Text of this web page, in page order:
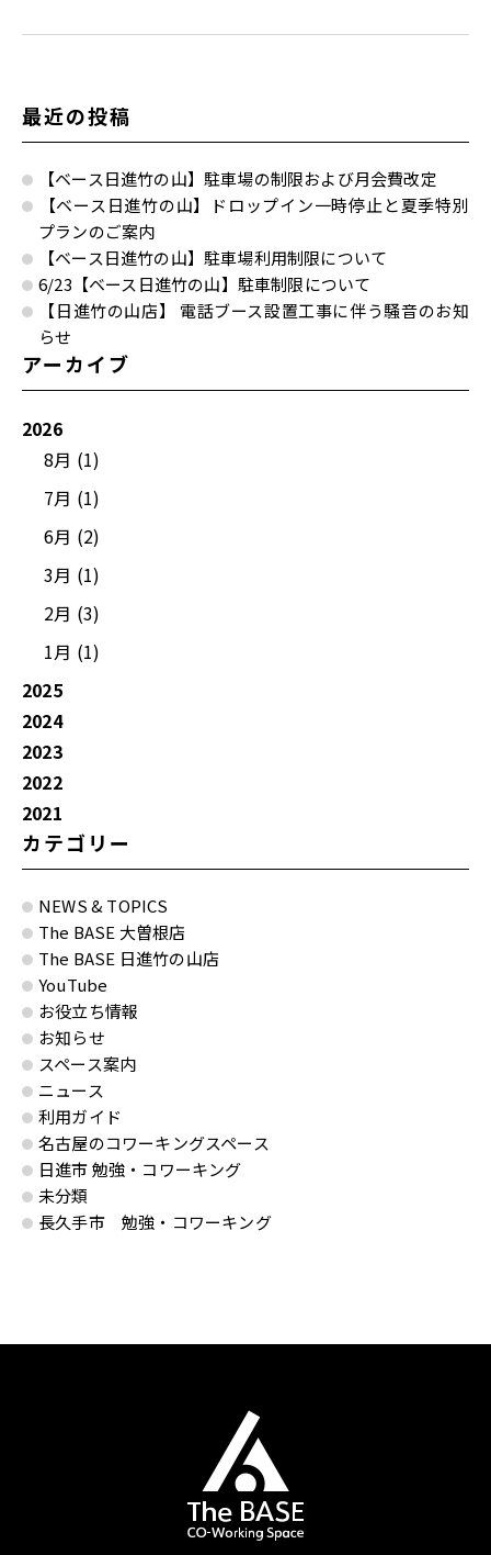
最近の投稿
【ベース日進竹の山】駐車場の制限および月会費改定
【ベース日進竹の山】ドロップイン一時停止と夏季特別
プランのご案内
【ベース日進竹の山】駐車場利用制限について
6/23【ベース日進竹の山】駐車制限について
【日進竹の山店】 電話ブース設置工事に伴う騒音のお知
らせ
アーカイブ
2026
8月 (1)
7月 (1)
6月 (2)
3月 (1)
2月 (3)
1月 (1)
2025
2024
2023
2022
2021
カテゴリー
NEWS & TOPICS
The BASE 大曽根店
The BASE 日進竹の山店
YouTube
お役立ち情報
お知らせ
スペース案内
ニュース
利用ガイド
名古屋のコワーキングスペース
日進市 勉強・コワーキング
未分類
長久手市 勉強・コワーキング